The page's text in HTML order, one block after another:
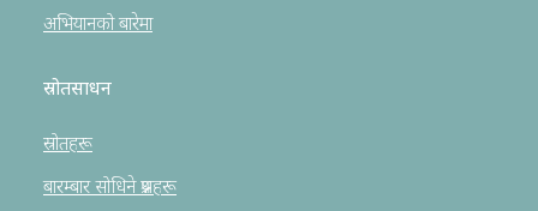
अभियानको बारेमा
स्रोतसाधन
स्रोतहरू
बारम्बार सोधिने प्रश्नहरू